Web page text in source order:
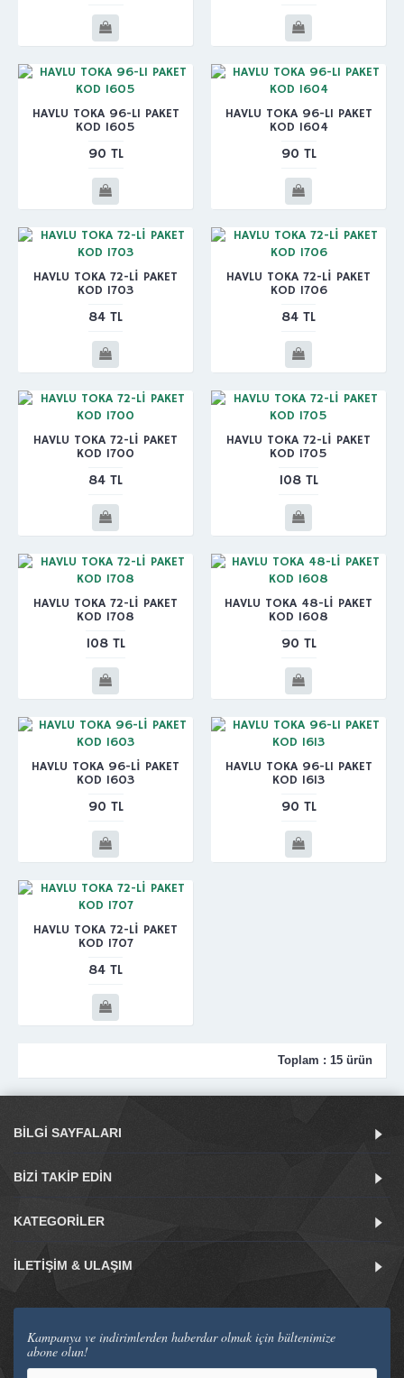
HAVLU TOKA 96-LI PAKET
KOD 1605
90 TL
HAVLU TOKA 96-LI PAKET
KOD 1604
90 TL
HAVLU TOKA 72-Lİ PAKET
KOD 1703
84 TL
HAVLU TOKA 72-Lİ PAKET
KOD 1706
84 TL
HAVLU TOKA 72-Lİ PAKET
KOD 1700
84 TL
HAVLU TOKA 72-Lİ PAKET
KOD 1705
108 TL
HAVLU TOKA 72-Lİ PAKET
KOD 1708
108 TL
HAVLU TOKA 48-Lİ PAKET
KOD 1608
90 TL
HAVLU TOKA 96-Lİ PAKET
KOD 1603
90 TL
HAVLU TOKA 96-LI PAKET
KOD 1613
90 TL
HAVLU TOKA 72-Lİ PAKET
KOD 1707
84 TL
Toplam : 15 ürün
BILGI SAYFALARI
BIZI TAKIP EDIN
KATEGORILER
İLETIŞIM & ULAŞIM
Kampanya ve indirimlerden haberdar olmak için bültenimize
abone olun!